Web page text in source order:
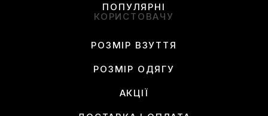
ПОПУЛЯРНІ
КОРИСТОВАЧУ
РОЗМІР ВЗУТТЯ
РОЗМІР ОДЯГУ
АКЦІЇ